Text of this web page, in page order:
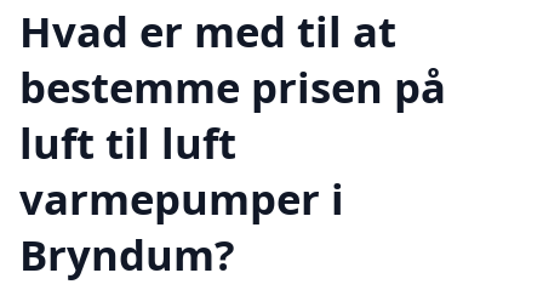
Hvad er med til at
bestemme prisen på
luft til luft
varmepumper i
Bryndum?